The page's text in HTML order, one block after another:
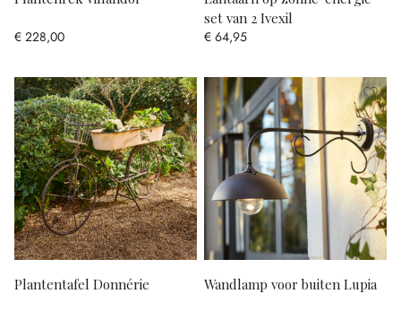
€ 228,00
set van 2 Ivexil
€ 64,95
Plantentafel Donnérie Wandlamp voor buiten Lupia